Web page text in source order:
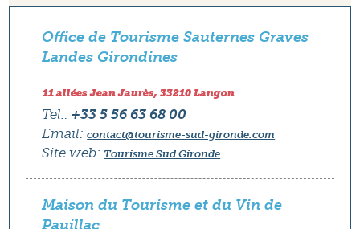
Office de Tourisme Sauternes Graves
Landes Girondines
11 allées Jean Jaurès, 33210 Langon
Tel.: +33 5 56 63 68 00
Email: contact@tourisme-sud-gironde.com
Site web: Tourisme Sud Gironde
Maison du Tourisme et du Vin de
Pauillac